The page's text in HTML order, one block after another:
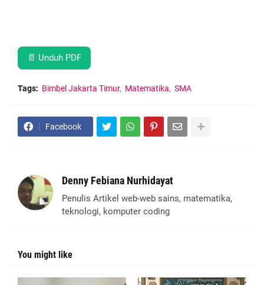
📄 Unduh PDF
Tags: Bimbel Jakarta Timur Matematika SMA
Facebook
Denny Febiana Nurhidayat
Penulis Artikel web-web sains, matematika,
teknologi, komputer coding
You might like